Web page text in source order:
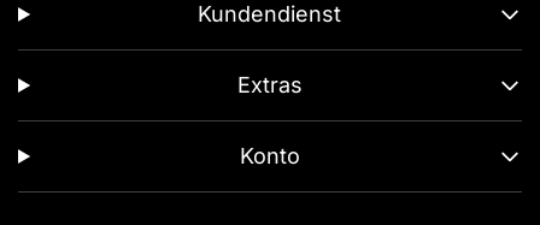
Kundendienst
Extras
Konto